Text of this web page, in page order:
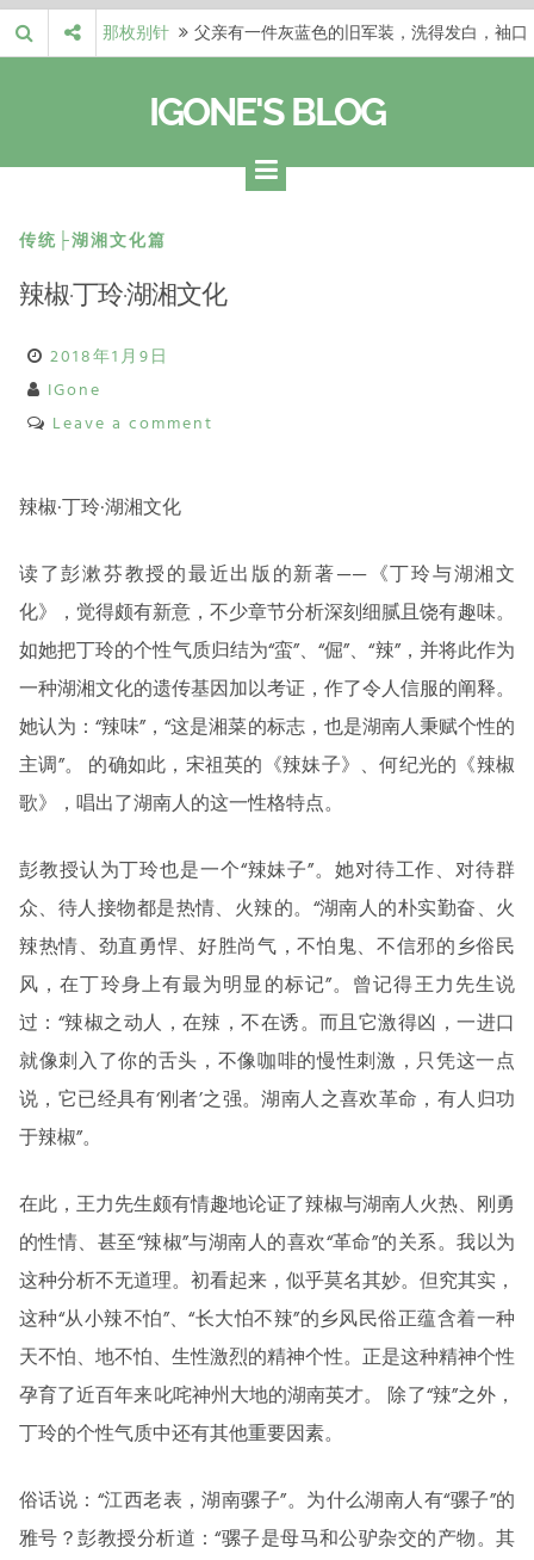
Skip
to
那枚别针
父亲有一件灰蓝色的旧军装，洗得发白，袖口
自己的生活和命…
梁冬 |…
梁冬：有一些人在某个阶段掌握了第一性原
理，完成了一次彻…
梁冬 |…
梁冬：总还有那么百分之一的人，既不努力，
IGONE'S BLOG
传统├湖湘文化篇
辣椒·丁玲·湖湘文化
2018年1月9日
IGone
Leave a comment
辣椒·丁玲·湖湘文化
读了彭漱芬教授的最近出版的新著——《丁玲与湖湘文
化》，觉得颇有新意，不少章节分析深刻细腻且饶有趣味。
如她把丁玲的个性气质归结为“蛮”、“倔”、“辣”，并将此作为
一种湖湘文化的遗传基因加以考证，作了令人信服的阐释。
她认为：“辣味”，“这是湘菜的标志，也是湖南人秉赋个性的
主调”。 的确如此，宋祖英的《辣妹子》、何纪光的《辣椒
歌》，唱出了湖南人的这一性格特点。
彭教授认为丁玲也是一个“辣妹子”。她对待工作、对待群
众、待人接物都是热情、火辣的。“湖南人的朴实勤奋、火
辣热情、劲直勇悍、好胜尚气，不怕鬼、不信邪的乡俗民
风，在丁玲身上有最为明显的标记”。曾记得王力先生说
过：“辣椒之动人，在辣，不在诱。而且它激得凶，一进口
就像刺入了你的舌头，不像咖啡的慢性刺激，只凭这一点
说，它已经具有‘刚者’之强。湖南人之喜欢革命，有人归功
于辣椒”。
在此，王力先生颇有情趣地论证了辣椒与湖南人火热、刚勇
的性情、甚至“辣椒”与湖南人的喜欢“革命”的关系。我以为
这种分析不无道理。初看起来，似乎莫名其妙。但究其实，
这种“从小辣不怕”、“长大怕不辣”的乡风民俗正蕴含着一种
天不怕、地不怕、生性激烈的精神个性。正是这种精神个性
孕育了近百年来叱咤神州大地的湖南英才。 除了“辣”之外，
丁玲的个性气质中还有其他重要因素。
俗话说：“江西老表，湖南骡子”。为什么湖南人有“骡子”的
雅号？彭教授分析道：“骡子是母马和公驴杂交的产物。其